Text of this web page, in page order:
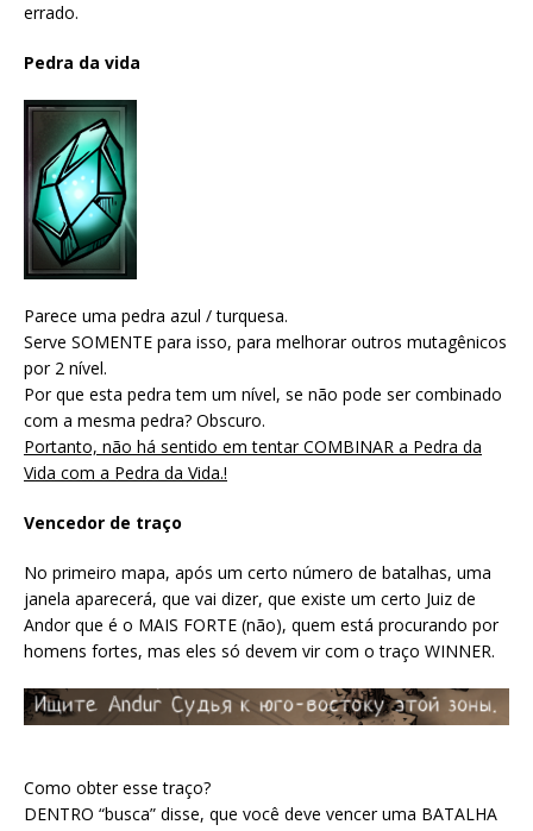
errado.
Pedra da vida
Parece uma pedra azul / turquesa.
Serve SOMENTE para isso, para melhorar outros mutagênicos
por 2 nível.
Por que esta pedra tem um nível, se não pode ser combinado
com a mesma pedra? Obscuro.
Portanto, não há sentido em tentar COMBINAR a Pedra da
Vida com a Pedra da Vida.!
Vencedor de traço
No primeiro mapa, após um certo número de batalhas, uma
janela aparecerá, que vai dizer, que existe um certo Juiz de
Andor que é o MAIS FORTE (não), quem está procurando por
homens fortes, mas eles só devem vir com o traço WINNER.
Como obter esse traço?
DENTRO “busca” disse, que você deve vencer uma BATALHA